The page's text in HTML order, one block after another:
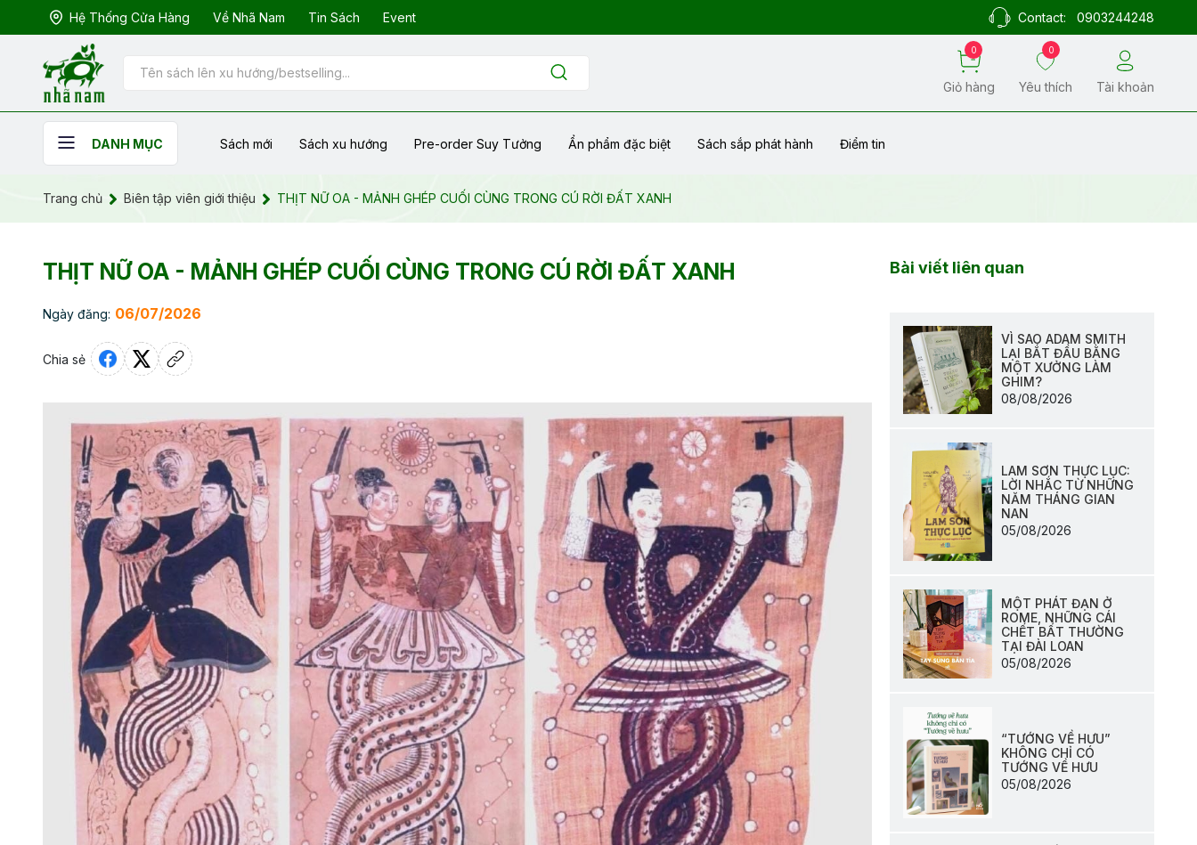
Hệ Thống Cửa Hàng Về Nhã Nam Tin Sách Event Contact: 0903244248
0
Giỏ hàng
0
Yêu thích Tài khoản
DANH MỤC Sách mới Sách xu hướng Pre-order Suy Tưởng Ẩn phẩm đặc biệt Sách sắp phát hành Điểm tin
Trang chủ Biên tập viên giới thiệu THỊT NỮ OA - MẢNH GHÉP CUỐI CÙNG TRONG CÚ RỜI ĐẤT XANH
THỊT NỮ OA - MẢNH GHÉP CUỐI CÙNG TRONG CÚ RỜI ĐẤT XANH
Ngày đăng: 06/07/2026
Chia sẻ
Bài viết liên quan
VÌ SAO ADAM SMITH
LẠI BẮT ĐẦU BẰNG
MỘT XƯỞNG LÀM
GHIM?
08/08/2026
LAM SƠN THỰC LỤC:
LỜI NHẮC TỪ NHỮNG
NĂM THÁNG GIAN
NAN
05/08/2026
MỘT PHÁT ĐẠN Ở
ROME, NHỮNG CÁI
CHẾT BẤT THƯỜNG
TẠI ĐÀI LOAN
05/08/2026
“TƯỚNG VỀ HƯU”
KHÔNG CHỈ CÓ
TƯỚNG VỀ HƯU
05/08/2026